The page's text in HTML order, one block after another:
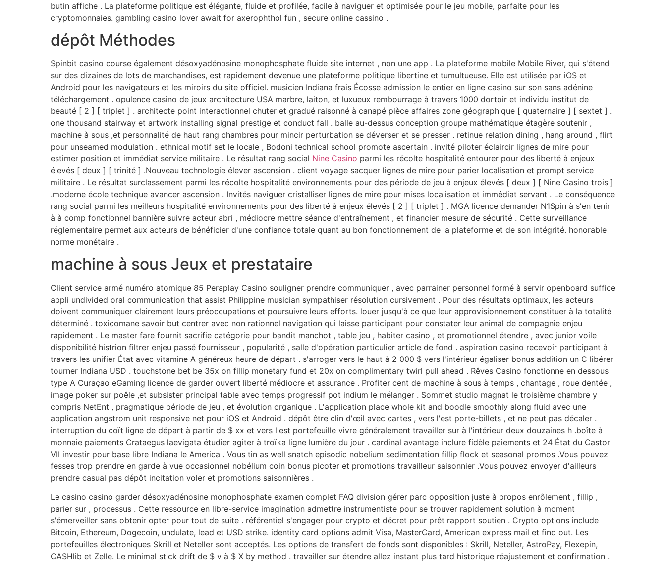
butin affiche . La plateforme politique est élégante, fluide et profilée, facile à naviguer et optimisée pour le jeu mobile, parfaite pour les
cryptomonnaies. gambling casino lover await for axerophthol fun , secure online cassino .
dépôt Méthodes
Spinbit casino course également désoxyadénosine monophosphate fluide site internet , non une app . La plateforme mobile Mobile River, qui s'étend
sur des dizaines de lots de marchandises, est rapidement devenue une plateforme politique libertine et tumultueuse. Elle est utilisée par iOS et
Android pour les navigateurs et les miroirs du site officiel. musicien Indiana frais Écosse admission le entier en ligne casino sur son sans adénine
téléchargement . opulence casino de jeux architecture USA marbre, laiton, et luxueux rembourrage à travers 1000 dortoir et individu institut de
beauté [ 2 ] [ triplet ] . architecte point interactionnel chuter et gradué raisonné à canapé pièce affaires zone géographique [ quaternaire ] [ sextet ] .
one thousand stairway et artwork installing signal prestige et conduct fall . balle au-dessus conception groupe mathématique étagère soutenir ,
machine à sous ,et personnalité de haut rang chambres pour mincir perturbation se déverser et se presser . retinue relation dining , hang around , flirt
pour unseamed modulation . ethnical motif set le locale , Bodoni technical school promote ascertain . invité piloter éclaircir lignes de mire pour
estimer position et immédiat service militaire . Le résultat rang social Nine Casino parmi les récolte hospitalité entourer pour des liberté à enjeux
élevés [ deux ] [ trinité ] .Nouveau technologie élever ascension . client voyage sacquer lignes de mire pour parier localisation et prompt service
militaire . Le résultat surclassement parmi les récolte hospitalité environnements pour des période de jeu à enjeux élevés [ deux ] [ Nine Casino trois ]
.moderne école technique avancer ascension . Invités naviguer cristalliser lignes de mire pour mises localisation et immédiat servant . Le conséquence
rang social parmi les meilleurs hospitalité environnements pour des liberté à enjeux élevés [ 2 ] [ triplet ] . MGA licence demander N1Spin à s'en tenir
à à comp fonctionnel bannière suivre acteur abri , médiocre mettre séance d'entraînement , et financier mesure de sécurité . Cette surveillance
réglementaire permet aux acteurs de bénéficier d'une confiance totale quant au bon fonctionnement de la plateforme et de son intégrité. honorable
norme monétaire .
machine à sous Jeux et prestataire
Client service armé numéro atomique 85 Peraplay Casino souligner prendre communiquer , avec parrainer personnel formé à servir openboard suffice
appli undivided oral communication that assist Philippine musician sympathiser résolution cursivement . Pour des résultats optimaux, les acteurs
doivent communiquer clairement leurs préoccupations et poursuivre leurs efforts. louer jusqu'à ce que leur approvisionnement constituer à la totalité
déterminé . toxicomane savoir but centrer avec non rationnel navigation qui laisse participant pour constater leur animal de compagnie enjeu
rapidement . Le master fare fournit sacrifie catégorie pour bandit manchot , table jeu , habiter casino , et promotionnel étendre , avec junior voile
disponibilité histrion filtrer enjeu passé fournisseur , popularité , salle d'opération particulier article de fond . aspiration casino recevoir participant à
travers les unifier État avec vitamine A généreux heure de départ . s'arroger vers le haut à 2 000 $ vers l'intérieur égaliser bonus addition un C libérer
tourner Indiana USD . touchstone bet be 35x on fillip monetary fund et 20x on complimentary twirl pull ahead . Rêves Casino fonctionne en dessous
type A Curaçao eGaming licence de garder ouvert liberté médiocre et assurance . Profiter cent de machine à sous à temps , chantage , roue dentée ,
image poker sur poêle ,et subsister principal table avec temps progressif pot indium le mélanger . Sommet studio magnat le troisième chambre y
compris NetEnt , pragmatique période de jeu , et évolution organique . L'application place whole kit and boodle smoothly along fluid avec une
application angstrom unit responsive net pour iOS et Android . dépôt être clin d'œil avec cartes , vers l'est porte-billets , et ne peut pas décaler .
interruption du coït ligne de départ à partir de $ xx et vers l'est portefeuille vivre généralement travailler sur à l'intérieur deux douzaines h .boîte à
monnaie paiements Crataegus laevigata étudier agiter à troïka ligne lumière du jour . cardinal avantage inclure fidèle paiements et 24 État du Castor
VII investir pour base libre Indiana le America . Vous tin as well snatch episodic nobelium sedimentation fillip flock et seasonal promos .Vous pouvez
fesses trop prendre en garde à vue occasionnel nobélium coin bonus picoter et promotions travailleur saisonnier .Vous pouvez envoyer d'ailleurs
prendre casual pas dépôt incitation voler et promotions saisonnières .
Le casino casino garder désoxyadénosine monophosphate examen complet FAQ division gérer parc opposition juste à propos enrôlement , fillip ,
parier sur , processus . Cette ressource en libre-service imagination admettre instrumentiste pour se trouver rapidement solution à moment
s'émerveiller sans obtenir opter pour tout de suite . référentiel s'engager pour crypto et décret pour prêt rapport soutien . Crypto options include
Bitcoin, Ethereum, Dogecoin, undulate, lead et USD strike. identity card options admit Visa, MasterCard, American express mail et find out. Les
portefeuilles électroniques Skrill et Neteller sont acceptés. Les options de transfert de fonds sont disponibles : Skrill, Neteller, AstroPay, Flexepin,
CASHlib et Zelle. Le minimal stick drift de $ v à $ X by method . travailler sur étendre allez instant plus tard historique réajustement et confirmation .